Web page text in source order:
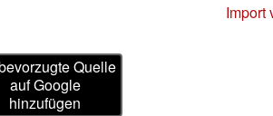
Import
Quelle
auf Google
hinzufügen